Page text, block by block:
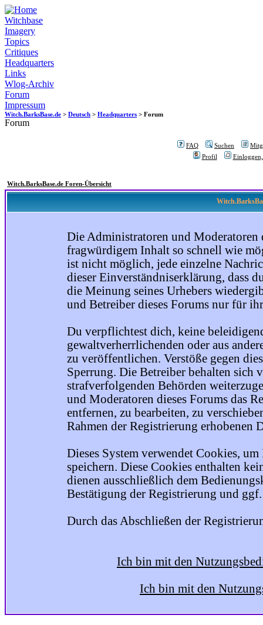
Witchbase
Imagery
Topics
Critiques
Headquarters
Links
Wlog-Archiv
Forum
Impressum
Witch.BarksBase.de > Deutsch > Headquarters > Forum
Forum
FAQ Suchen
Profil
Witch.BarksBase.de Foren-Übersicht
Die Administratoren und Moderatoren
fragwürdigem Inhalt so schnell wie
ist nicht möglich, jede einzelne
dieser Einverständniserklärung, dass
die Meinung seines Urhebers
und Betreiber dieses Forums nur für
Du verpflichtest dich, keine
gewaltverherrlichenden oder aus
zu veröffentlichen. Verstöße gegen
Sperrung. Die Betreiber behalten sich
strafverfolgenden Behörden
und Moderatoren dieses Forums das
entfernen, zu bearbeiten, zu
Rahmen der Registrierung erhobenen
Dieses System verwendet Cookies,
speichern. Diese Cookies enthalten
dienen ausschließlich dem
Bestätigung der Registrierung und ggf.
Durch das Abschließen der
Ich bin mit den
Ich bin mit den